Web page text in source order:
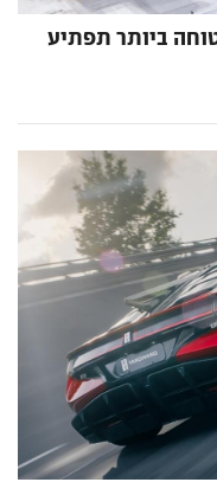
ביותר תפתיע